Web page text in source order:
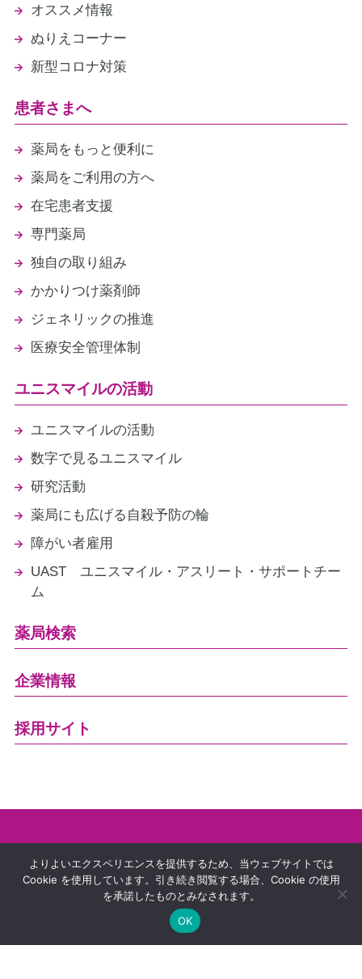
オススメ情報
ぬりえコーナー
新型コロナ対策
患者さまへ
薬局をもっと便利に
薬局をご利用の方へ
在宅患者支援
専門薬局
独自の取り組み
かかりつけ薬剤師
ジェネリックの推進
医療安全管理体制
ユニスマイルの活動
ユニスマイルの活動
数字で見るユニスマイル
研究活動
薬局にも広げる自殺予防の輪
障がい者雇用
UAST ユニスマイル・アスリート・サポートチー
ム
薬局検索
企業情報
採用サイト
プライバシーポリシー
利用規約
特定商取引法に関する表示
Copyright © unismile. All rights reserved.
よりよいエクスペリエンスを提供するため、当ウェブサイトでは
Cookie を使用しています。引き続き閲覧する場合、Cookie の使用
を承諾したものとみなされます。
OK